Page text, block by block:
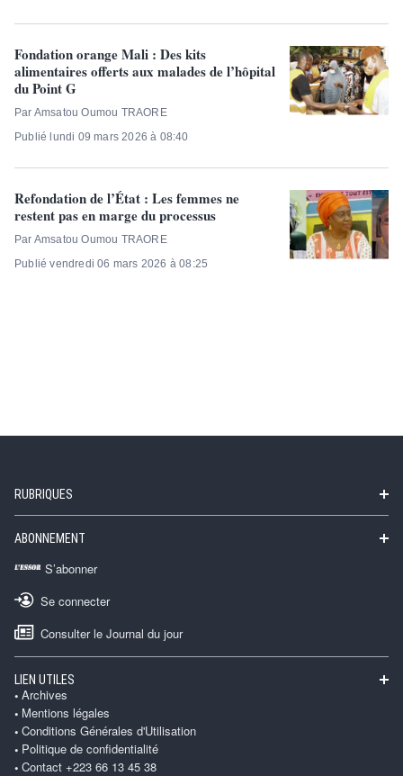
Fondation orange Mali : Des kits
alimentaires offerts aux malades de l’hôpital
du Point G
Par Amsatou Oumou TRAORE
Publié lundi 09 mars 2026 à 08:40
Refondation de l’État : Les femmes ne
restent pas en marge du processus
Par Amsatou Oumou TRAORE
Publié vendredi 06 mars 2026 à 08:25
RUBRIQUES
ABONNEMENT
S’abonner
Se connecter
Consulter le Journal du jour
LIEN UTILES
Archives
Mentions légales
Conditions Générales d'Utilisation
Politique de confidentialité
Contact +223 66 13 45 38